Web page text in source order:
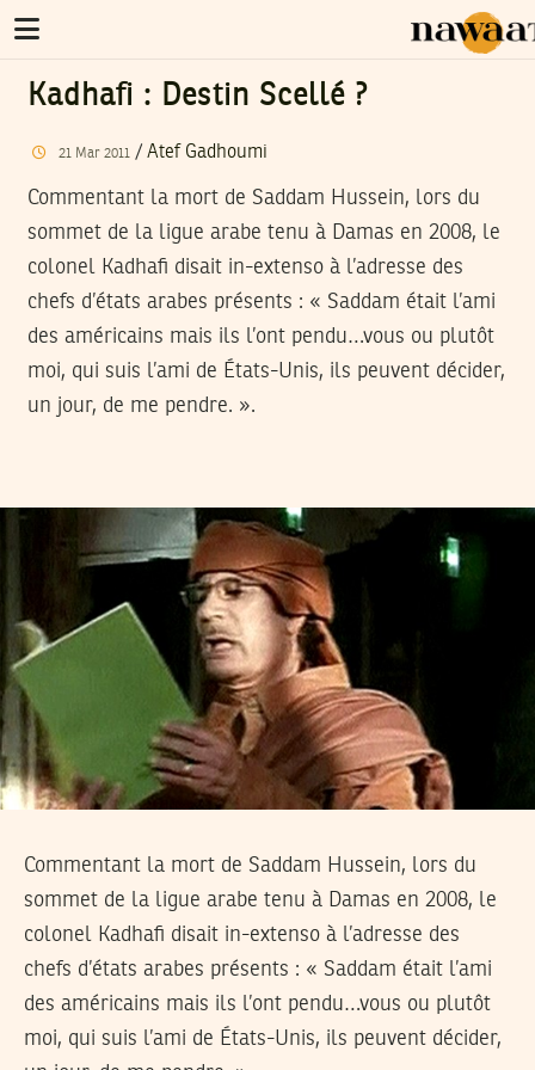
Kadhafi : Destin Scellé ?
21 Mar 2011/ Atef Gadhoumi
Commentant la mort de Saddam Hussein, lors du
sommet de la ligue arabe tenu à Damas en 2008, le
colonel Kadhafi disait in-extenso à l’adresse des
chefs d’états arabes présents : « Saddam était l’ami
des américains mais ils l’ont pendu…vous ou plutôt
moi, qui suis l’ami de États-Unis, ils peuvent décider,
un jour, de me pendre. ».
Commentant la mort de Saddam Hussein, lors du
sommet de la ligue arabe tenu à Damas en 2008, le
colonel Kadhafi disait in-extenso à l’adresse des
chefs d’états arabes présents : « Saddam était l’ami
des américains mais ils l’ont pendu…vous ou plutôt
moi, qui suis l’ami de États-Unis, ils peuvent décider,